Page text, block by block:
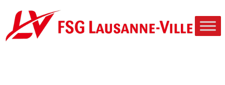
Aller
contenu